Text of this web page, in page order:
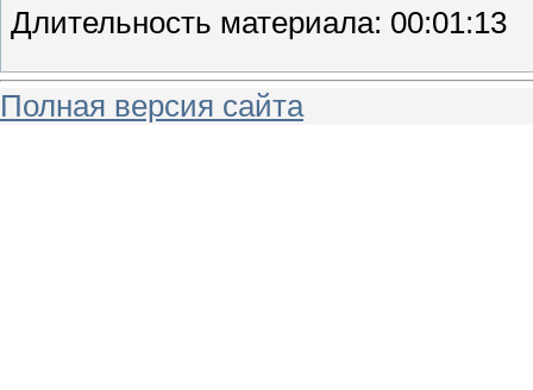
Длительность материала: 00:01:13
Полная версия сайта